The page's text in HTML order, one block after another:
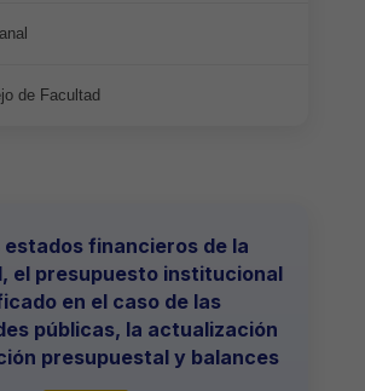
de Facultad
estados financieros de la
el presupuesto institucional
en el caso de las
públicas, la actualización
presupuestal y balances